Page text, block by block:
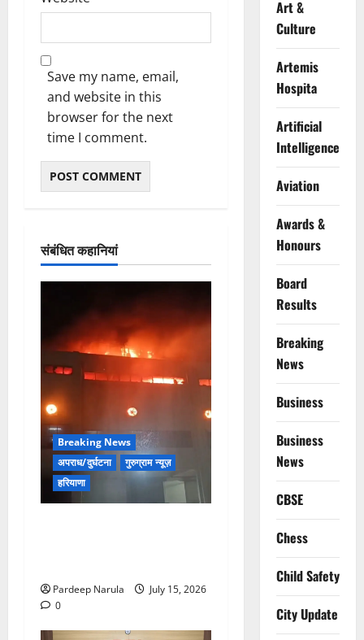
Save my name, email,
and website in this
browser for the next
time I comment.
संबंधित कहानियां
Breaking News
अपराध/दुर्घटना
गुरुग्राम न्यूज़
हरियाणा
Pardeep Narula
July 15, 2026
0
Art &
Culture
Artemis
Hospita
Artificial
Intelligence
Aviation
Awards &
Honours
Board
Results
Breaking
News
Business
Business
News
CBSE
Chess
Child Safety
City Update